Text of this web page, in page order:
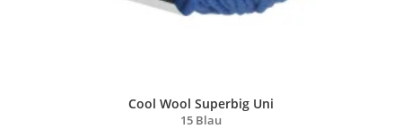
Cool Wool Superbig Uni
15 Blau